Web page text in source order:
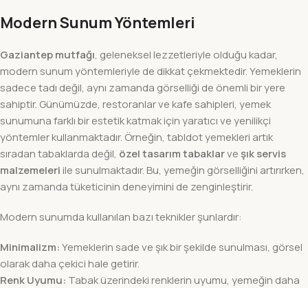
Modern Sunum Yöntemleri
Gaziantep mutfağı, geleneksel lezzetleriyle olduğu kadar,
modern sunum yöntemleriyle de dikkat çekmektedir. Yemeklerin
sadece tadı değil, aynı zamanda görselliği de önemli bir yere
sahiptir. Günümüzde, restoranlar ve kafe sahipleri, yemek
sunumuna farklı bir estetik katmak için yaratıcı ve yenilikçi
yöntemler kullanmaktadır. Örneğin, tabldot yemekleri artık
sıradan tabaklarda değil, özel tasarım tabaklarve şık servis
malzemeleri ile sunulmaktadır. Bu, yemeğin görselliğini artırırken,
aynı zamanda tüketicinin deneyimini de zenginleştirir.
Modern sunumda kullanılan bazı teknikler şunlardır:
Minimalizm:Yemeklerin sade ve şık bir şekilde sunulması, görsel
olarak daha çekici hale getirir.
Renk Uyumu: Tabak üzerindeki renklerin uyumu, yemeğin daha